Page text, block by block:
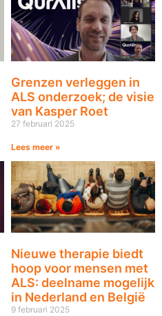
Grenzen verleggen in
ALS onderzoek; de visie
van Kasper Roet
27 februari 2025
Lees meer »
Nieuwe therapie biedt
hoop voor mensen met
ALS: deelname mogelijk
in Nederland en België
9 februari 2025